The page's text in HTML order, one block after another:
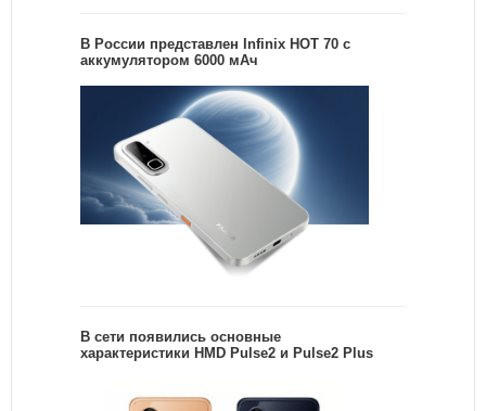
В России представлен Infinix HOT 70 с
аккумулятором 6000 мАч
В сети появились основные
характеристики HMD Pulse2 и Pulse2 Plus